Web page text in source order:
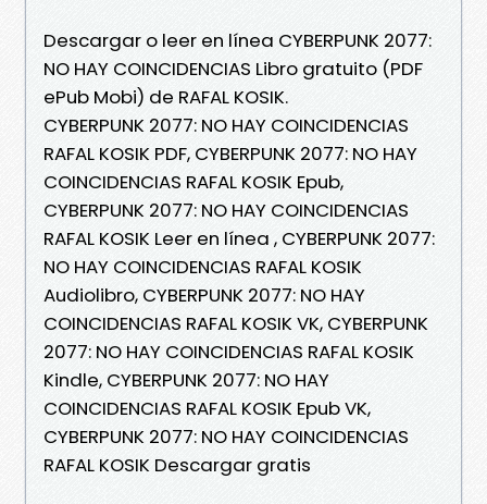
Descargar o leer en línea CYBERPUNK 2077:
NO HAY COINCIDENCIAS Libro gratuito (PDF
ePub Mobi) de RAFAL KOSIK.
CYBERPUNK 2077: NO HAY COINCIDENCIAS
RAFAL KOSIK PDF, CYBERPUNK 2077: NO HAY
COINCIDENCIAS RAFAL KOSIK Epub,
CYBERPUNK 2077: NO HAY COINCIDENCIAS
RAFAL KOSIK Leer en línea , CYBERPUNK 2077:
NO HAY COINCIDENCIAS RAFAL KOSIK
Audiolibro, CYBERPUNK 2077: NO HAY
COINCIDENCIAS RAFAL KOSIK VK, CYBERPUNK
2077: NO HAY COINCIDENCIAS RAFAL KOSIK
Kindle, CYBERPUNK 2077: NO HAY
COINCIDENCIAS RAFAL KOSIK Epub VK,
CYBERPUNK 2077: NO HAY COINCIDENCIAS
RAFAL KOSIK Descargar gratis